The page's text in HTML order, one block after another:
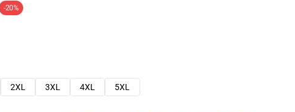
-20%
2XL 3XL 4XL
5XL